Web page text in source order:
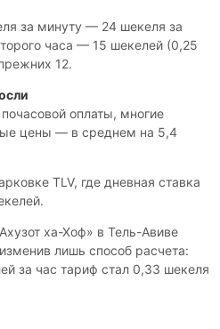
за минуту — 24 шекеля за
часа — 15 шекелей (0,25
12.
оплаты, многие
цены — в среднем на 5,4
TLV, где дневная ставка
ха-Хоф» в Тель-Авиве
лишь способ расчета:
за час тариф стал 0,33 шекеля